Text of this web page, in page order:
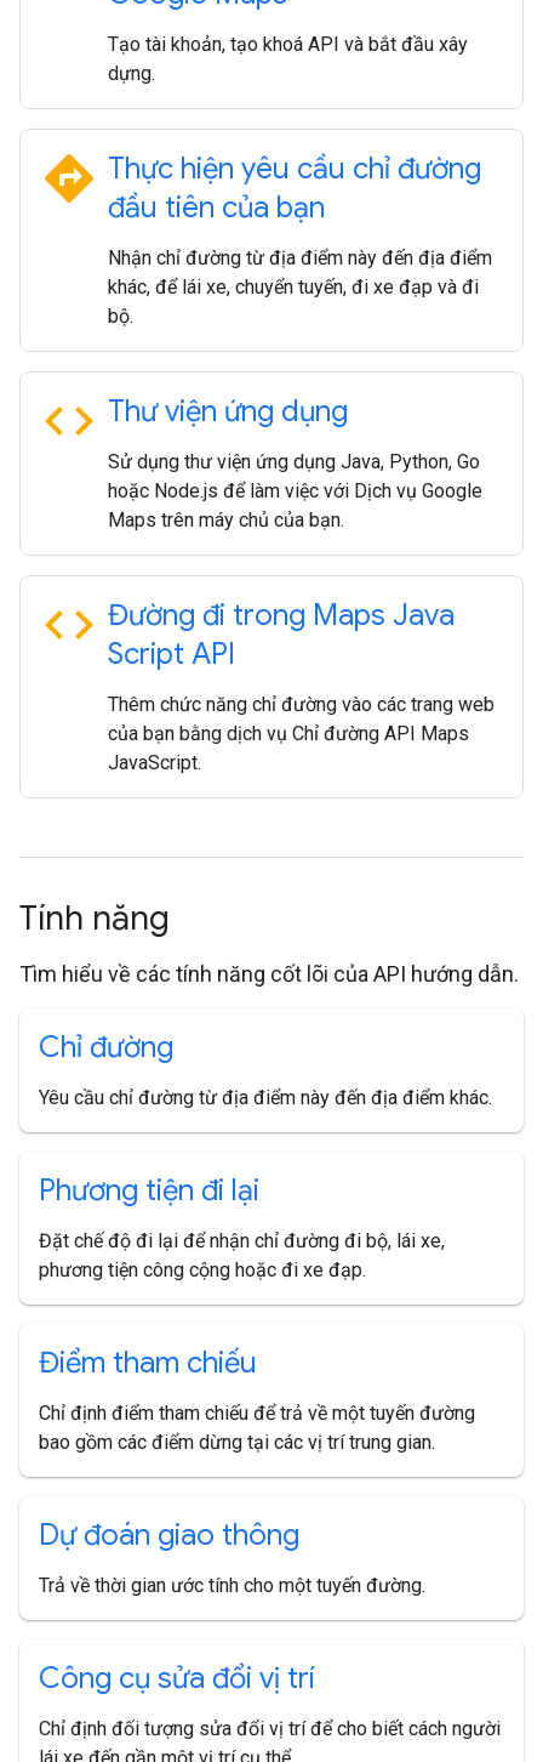
Tạo tài khoản, tạo khoá API và bắt đầu xây
dựng.
directions Thực hiện yêu cầu chỉ đường
đầu tiên của bạn
Nhận chỉ đường từ địa điểm này đến địa điểm
khác, để lái xe, chuyển tuyến, đi xe đạp và đi
bộ.
code Thư viện ứng dụng
Sử dụng thư viện ứng dụng Java, Python, Go
hoặc Node.js để làm việc với Dịch vụ Google
Maps trên máy chủ của bạn.
code Đường đi trong Maps Java
Script API
Thêm chức năng chỉ đường vào các trang web
của bạn bằng dịch vụ Chỉ đường API Maps
JavaScript.
Tính năng
Tìm hiểu về các tính năng cốt lõi của API hướng dẫn.
Chỉ đường
Yêu cầu chỉ đường từ địa điểm này đến địa điểm khác.
Phương tiện đi lại
Đặt chế độ đi lại để nhận chỉ đường đi bộ, lái xe,
phương tiện công cộng hoặc đi xe đạp.
Điểm tham chiếu
Chỉ định điểm tham chiếu để trả về một tuyến đường
bao gồm các điểm dừng tại các vị trí trung gian.
Dự đoán giao thông
Trả về thời gian ước tính cho một tuyến đường.
Công cụ sửa đổi vị trí
Chỉ định đối tượng sửa đổi vị trí để cho biết cách người